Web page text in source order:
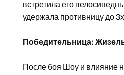
встретила его
удержала противницу до
Победительница:
После боя Шоу и влияние